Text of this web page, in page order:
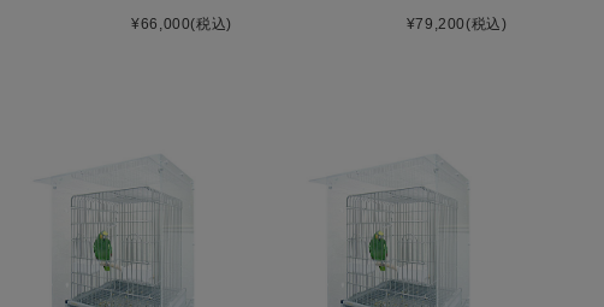
¥66,000(税込) ¥79,200(税込)